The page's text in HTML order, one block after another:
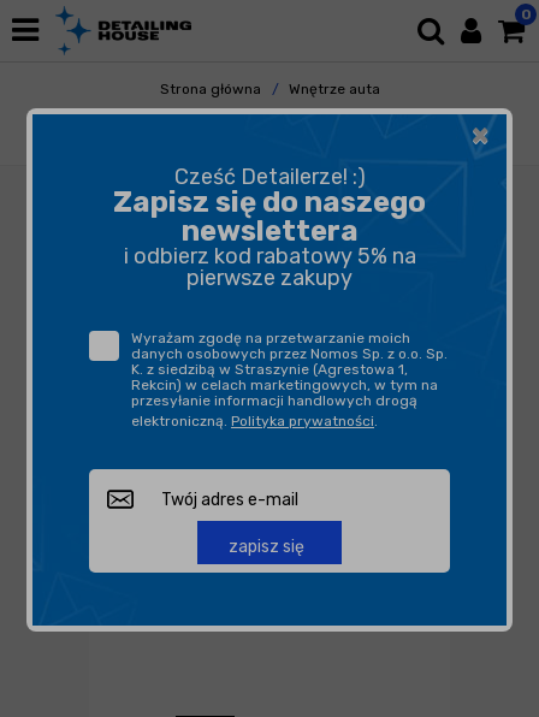
0
Strona główna
Wnętrze auta
Odświeżacze Powietrza
Perfumy i Spraye
×
Cześć Detailerze! :)
Zapisz się do naszego
newslettera
i odbierz kod rabatowy 5% na
pierwsze zakupy
Wyrażam zgodę na przetwarzanie moich
danych osobowych przez Nomos Sp. z o.o. Sp.
K. z siedzibą w Straszynie (Agrestowa 1,
Rekcin) w celach marketingowych, w tym na
przesyłanie informacji handlowych drogą
elektroniczną. Polityka prywatności.
zapisz się